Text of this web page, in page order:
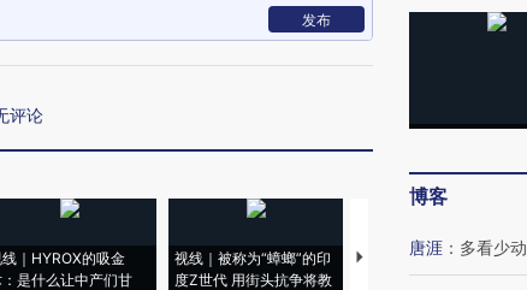
发布
评论
｜HYROX的吸金
是什么让中产们甘
视线｜被称为“蟑螂”的印
度Z世代 用街头抗争将教
视线｜“入侵”还是“人道危
机”？难民潮撕裂西班牙
博客
唐涯 ： 多看少动